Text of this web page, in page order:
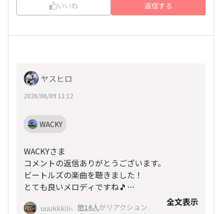
いいね 返信する
ヤスヒロ
2026/06/09 11:12
WACKY
WACKYさま
コメントの返信ありがとうございます。
ビートルズの楽曲を聴きました！
とても良いメロディですね🎵
映画も気になり始めました。
ヤスヒロuuukkkiii、 他16人がリアクション 全文表示